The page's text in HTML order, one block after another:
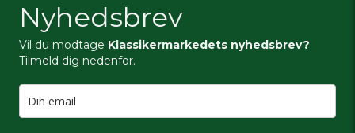
Nyhedsbrev
Vil du modtage Klassikermarkedets nyhedsbrev?
Tilmeld dig nedenfor.